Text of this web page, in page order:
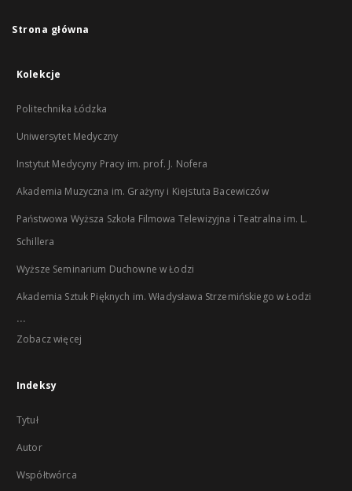
Strona główna
Kolekcje
Politechnika Łódzka
Uniwersytet Medyczny
Instytut Medycyny Pracy im. prof. J. Nofera
Akademia Muzyczna im. Grażyny i Kiejstuta Bacewiczów
Państwowa Wyższa Szkoła Filmowa Telewizyjna i Teatralna im. L.
Schillera
Wyższe Seminarium Duchowne w Łodzi
Akademia Sztuk Pięknych im. Władysława Strzemińskiego w Łodzi
...
Zobacz więcej
Indeksy
Tytuł
Autor
Współtwórca